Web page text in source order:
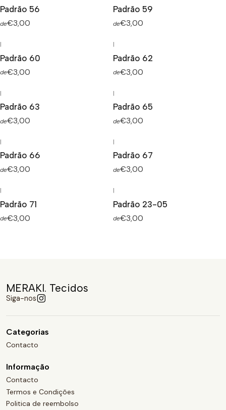
Padrão 56
de€3,00
Padrão 59
de€3,00
|
Padrão 60
de€3,00
|
Padrão 62
de€3,00
|
Padrão 63
de€3,00
|
Padrão 65
de€3,00
|
Padrão 66
de€3,00
|
Padrão 67
de€3,00
|
Padrão 71
de€3,00
|
Padrão 23-05
de€3,00
MERAKI. Tecidos
Siga-nos
Categorias
Contacto
Informação
Contacto
Termos e Condições
Politica de reembolso